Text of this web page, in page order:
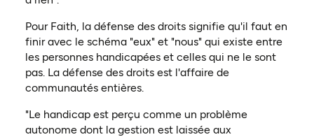
Pour Faith, la défense des droits signifie qu'il faut en
finir avec le schéma "eux" et "nous" qui existe entre
les personnes handicapées et celles qui ne le sont
pas. La défense des droits est l'affaire de
communautés entières.
"Le handicap est perçu comme un problème
autonome dont la gestion est laissée aux